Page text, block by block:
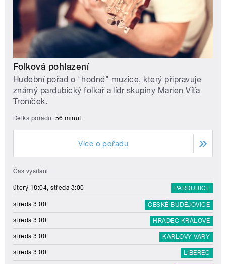
Folková pohlazení
Hudební pořad o "hodné" muzice, který připravuje
známý pardubický folkař a lídr skupiny Marien Víťa
Troníček.
Délka pořadu: 56 minut
Více o pořadu
Čas vysílání
úterý 18:04, středa 3:00 PARDUBICE
středa 3:00 ČESKÉ BUDĚJOVICE
středa 3:00 HRADEC KRÁLOVÉ
středa 3:00 KARLOVY VARY
středa 3:00 LIBEREC